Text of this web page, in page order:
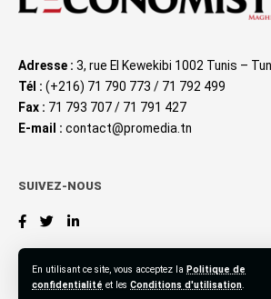
En utilisant ce site, vous acceptez la Politique de
confidentialité et les Conditions d'utilisation.
Adresse : 3, rue El Kewekibi 1002 Tunis –
Tél : (+216) 71 790 773 / 71 792 499
Fax : 71 793 707 / 71 791 427
E-mail : contact@promedia.tn
SUIVEZ-NOUS
©2023 L’Économiste Maghrébin, All